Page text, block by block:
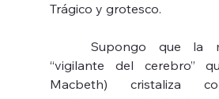
Trágico y grotesco.
“vigilante del cerebro”
Macbeth) cristaliza